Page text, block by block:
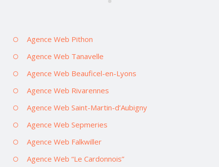
Agence Web Pithon
Agence Web Tanavelle
Agence Web Beauficel-en-Lyons
Agence Web Rivarennes
Agence Web Saint-Martin-d’Aubigny
Agence Web Sepmeries
Agence Web Falkwiller
Agence Web “Le Cardonnois”